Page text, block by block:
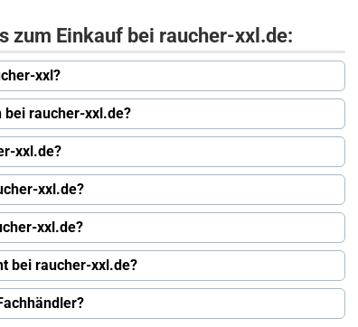
zum Einkauf bei raucher-xxl.de:
xxl?
bei raucher-xxl.de?
xxl.de?
xxl.de?
xxl.de?
bei raucher-xxl.de?